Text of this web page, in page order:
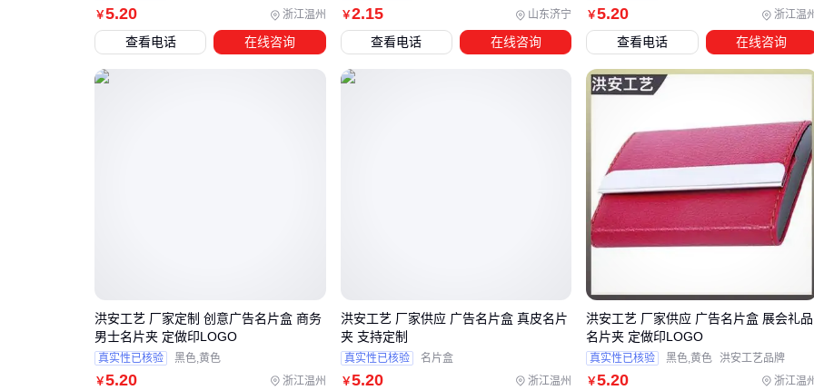
广告册子的选择首先要明确使用场景——不同场合对信息密
需要快速吸引注意力并传递核心卖点，而招商场景则更强调企
针对高频次使用的场景，建议优先考虑以下匹配方案：
展会/路演：选用视觉冲击力强的三折页宣传单页 或易拉宝
，便于快速分发和立式展示
招商洽谈：采用装帧精良的 企业画册
，体现
门店派发：选择成本更优的
短期促销信息传递
值得注意的是， 和宣传单
页虽然成本较低，但更
适合信息量少、时效性强的场景。若需要长期使用或承载复杂
￥5.20 浙江温州
查看电话 在线咨询
￥2.15 山东济宁
查看电话 在线咨询
￥5.20 浙江温
查看电话 在线咨询
￥5.20 浙江温州
洪安工艺 厂家定制 创意广告名片盒 商务
男士名片夹 定做印LOGO
真实性已核验 黑色,黄色
￥5.20 浙江温州
洪安工艺 厂家供应 广告名片盒 真皮名片
夹 支持定制
真实性已核验 名片盒
￥5.20 浙江温
洪安工艺 厂家供应 广告名片盒 展会礼品
名片夹 定做印LOGO
真实性已核验 黑色,黄色 洪安工艺品牌